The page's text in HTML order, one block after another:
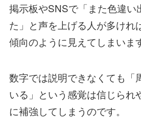
掲示板やSNSで「また色違い
た」と声を上げる人が多けれ
傾向のように見えてしまいま
数字では説明できなくても「
いる」という感覚は信じられ
に補強してしまうのです。